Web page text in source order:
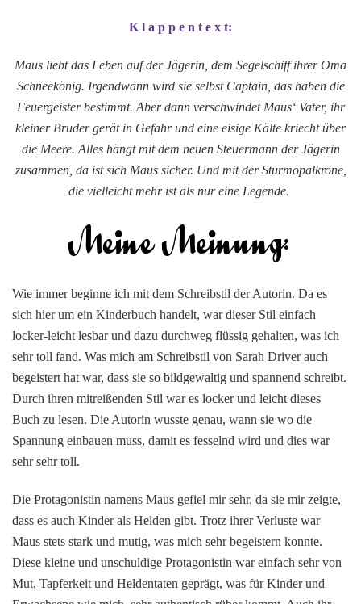
K l a p p e n t e x t:
Maus liebt das Leben auf der Jägerin, dem Segelschiff ihrer Oma
Schneekönig. Irgendwann wird sie selbst Captain, das haben die
Feuergeister bestimmt. Aber dann verschwindet Maus‘ Vater, ihr
kleiner Bruder gerät in Gefahr und eine eisige Kälte kriecht über
die Meere. Alles hängt mit dem neuen Steuermann der Jägerin
zusammen, da ist sich Maus sicher. Und mit der Sturmopalkrone,
die vielleicht mehr ist als nur eine Legende.
Wie immer beginne ich mit dem Schreibstil der Autorin. Da es
sich hier um ein Kinderbuch handelt, war dieser Stil einfach
locker-leicht lesbar und dazu durchweg flüssig gehalten, was ich
sehr toll fand. Was mich am Schreibstil von Sarah Driver auch
begeistert hat war, dass sie so bildgewaltig und spannend schreibt.
Durch ihren mitreißenden Stil war es locker und leicht dieses
Buch zu lesen. Die Autorin wusste genau, wann sie wo die
Spannung einbauen muss, damit es fesselnd wird und dies war
sehr sehr toll.
Die Protagonistin namens Maus gefiel mir sehr, da sie mir zeigte,
dass es auch Kinder als Helden gibt. Trotz ihrer Verluste war
Maus stets stark und mutig, was mich sehr begeistern konnte.
Diese kleine und unschuldige Protagonistin war einfach sehr von
Mut, Tapferkeit und Heldentaten geprägt, was für Kinder und